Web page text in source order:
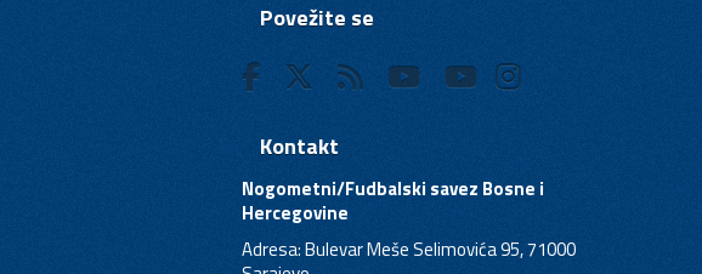
Povežite se
Kontakt
Nogometni/Fudbalski savez Bosne i
Hercegovine
Adresa: Bulevar Meše Selimovića 95, 71000